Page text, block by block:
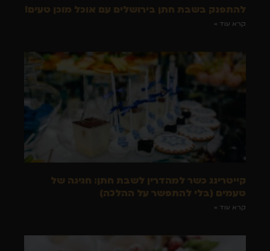
להתפנק בשבת חתן בירושלים עם אוכל מוכן טעים!
קרא עוד »
קייטרינג כשר למהדרין לשבת חתן: חגיגה של
טעמים (בלי להתפשר על ההלכה)
קרא עוד »